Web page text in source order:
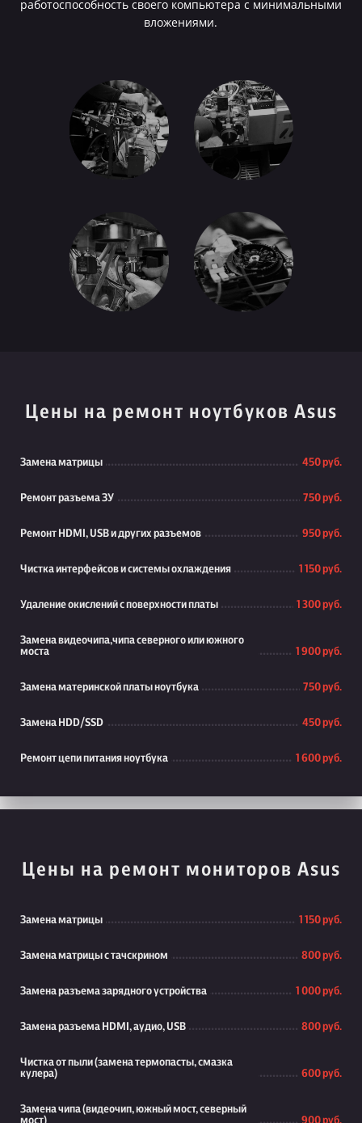
работоспособность своего компьютера с минимальными
вложениями.
Цены на ремонт ноутбуков Asus
Замена матрицы 450 руб.
Ремонт разъема ЗУ 750 руб.
Ремонт HDMI, USB и других разъемов 950 руб.
Чистка интерфейсов и системы охлаждения 1 150 руб.
Удаление окислений с поверхности платы 1 300 руб.
Замена видеочипа,чипа северного или южного
моста
1 900 руб.
Замена материнской платы ноутбука 750 руб.
Замена HDD/SSD 450 руб.
Ремонт цепи питания ноутбука 1 600 руб.
Цены на ремонт мониторов Asus
Замена матрицы 1 150 руб.
Замена матрицы с тачскрином 800 руб.
Замена разъема зарядного устройства 1 000 руб.
Замена разъема HDMI, аудио, USB 800 руб.
Чистка от пыли (замена термопасты, смазка
кулера)
600 руб.
Замена чипа (видеочип, южный мост, северный
мост)
900 руб.